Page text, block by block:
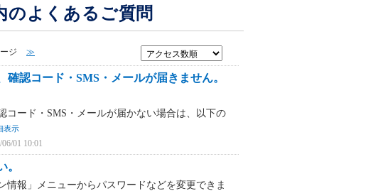
のよくあるご質問
ジ ≫
認コード・SMS・メールが届きません。
ード・SMS・メールが届かない場合は、以下の
表示
01 10:01
報」メニューからパスワードなどを変更できま